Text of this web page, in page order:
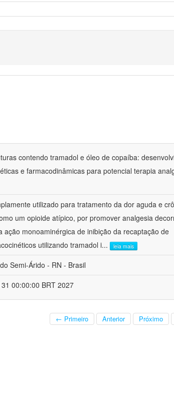
contendo tramadol e óleo de copaíba:
e farmacodinâmicas para potencial terapia
utilizado para tratamento da dor aguda e
um opioide atípico, por promover analgesia
monoaminérgica de inibição da recaptação de
utilizando tramadol i... leia mais
Semi-Árido - RN - Brasil
00:00:00 BRT 2027
← Primeiro Anterior Próximo